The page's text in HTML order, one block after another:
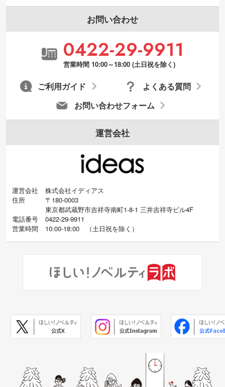
お問い合わせ
0422-29-9911
営業時間 10:00～18:00 (土日祝を除く)
お問い合わせフォーム
よくある質問
ご利用ガイド
運営会社
運営会社
株式会社イディアス
住所
〒180-0003
東京都武蔵野市吉祥寺南町1-8-1 三井吉祥寺ビル4F
電話番号
0422-29-9911
営業時間
10:00-18:00 （土日祝を除く）